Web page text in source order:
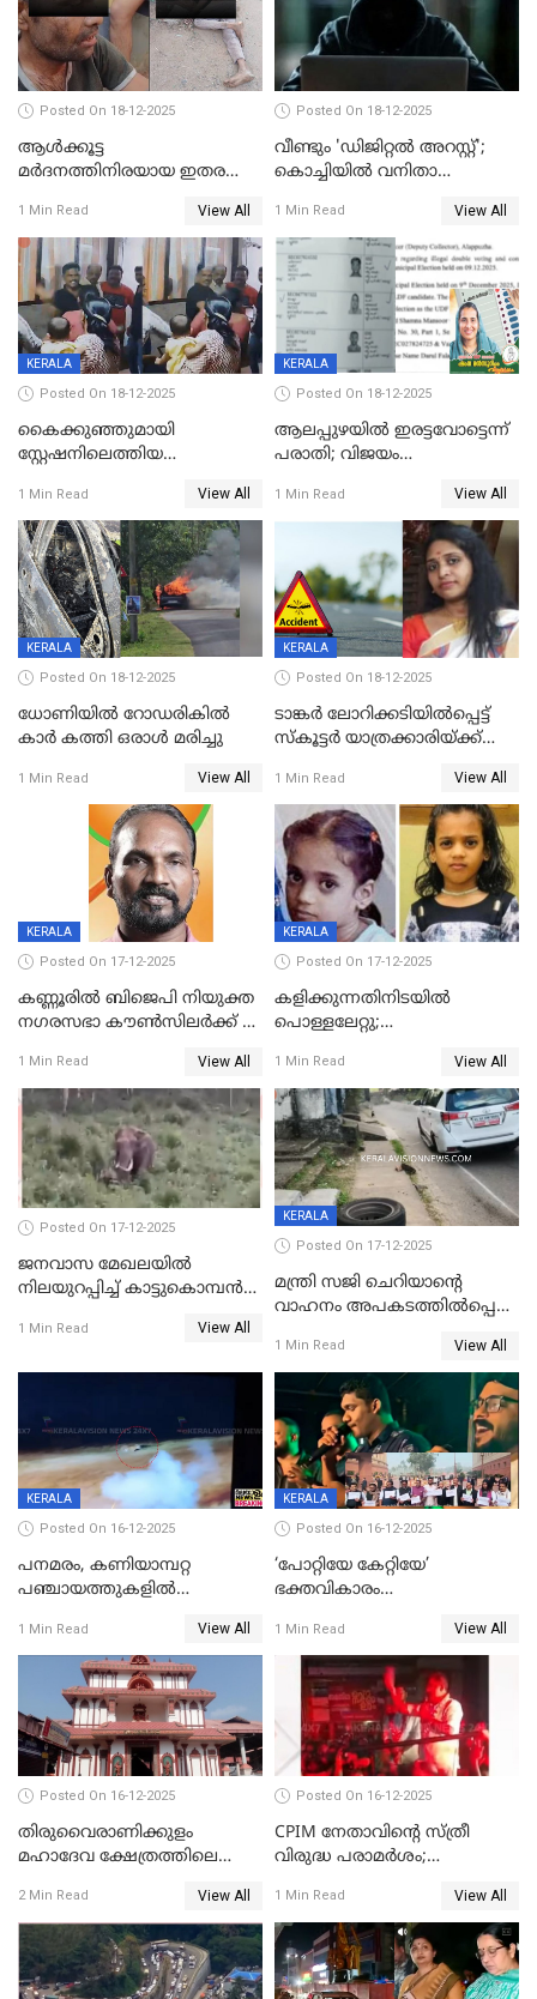
Posted On 18-12-2025
ആൾക്കൂട്ട
മർദനത്തിനിരയായ ഇതര
നടുക്കുന്ന സംഭവം
വാളയാറിൽ
1 Min Read View All
Posted On 18-12-2025
വീണ്ടും 'ഡിജിറ്റല്‍ അറസ്റ്റ്';
കൊച്ചിയില്‍ വനിതാ
കോടി രൂപ
1 Min Read View All
KERALA
Posted On 18-12-2025
കൈക്കുഞ്ഞുമായി
സ്റ്റേഷനിലെത്തിയ
കരണത്തടിച്ചു; CC ടിവി
ദൃശ്യങ്ങൾ പുറത്ത്
1 Min Read View All
KERALA
Posted On 18-12-2025
ആലപ്പുഴയിൽ ഇരട്ടവോട്ടെന്ന്
പരാതി; വിജയം
വാർഡിലെ എൽഡിഎഫ്
സ്ഥാനാർത്ഥി
1 Min Read View All
KERALA
Posted On 18-12-2025
ധോണിയിൽ റോഡരികിൽ
കാർ കത്തി ഒരാൾ മരിച്ചു
1 Min Read View All
KERALA
Posted On 18-12-2025
ടാങ്കർ ലോറിക്കടിയിൽപ്പെട്ട്
സ്കൂട്ടർ യാത്രക്കാരിയ്ക്ക്
കണ്ടോത്ത് ദേശീയ പാതയിൽ
1 Min Read View All
KERALA
Posted On 17-12-2025
കണ്ണൂരിൽ ബിജെപി നിയുക്ത
നഗരസഭാ കൗൺസിലർക്ക് 36
1 Min Read View All
KERALA
Posted On 17-12-2025
കളിക്കുന്നതിനിടയിൽ
പൊള്ളലേറ്റു;
ക്ലാസ് വിദ്യാർത്ഥിനി മരിച്ചു
1 Min Read View All
Posted On 17-12-2025
ജനവാസ മേഖലയില്‍
നിലയുറപ്പിച്ച് കാട്ടുകൊമ്പന്‍
1 Min Read View All
KERALA
Posted On 17-12-2025
മന്ത്രി സജി ചെറിയാന്റെ
വാഹനം അപകടത്തിൽപ്പെട്ടു;
രക്ഷപ്പെട്ടത് തലനാരിടയ്ക്ക്
1 Min Read View All
KERALA
Posted On 16-12-2025
പനമരം, കണിയാമ്പറ്റ
പഞ്ചായത്തുകളിൽ
സ്ഥാപനങ്ങൾക്ക് അവധി
1 Min Read View All
KERALA
Posted On 16-12-2025
‘പോറ്റിയേ കേറ്റിയേ’
ഭക്തവികാരം
ഡിജിപിക്ക് പരാതി; ശക്തമായ
നടപടി വേണമെന്നു
സിപിഐഎമ്മും
1 Min Read View All
Posted On 16-12-2025
തിരുവൈരാണിക്കുളം
മഹാദേവ ക്ഷേത്രത്തിലെ
ജനുവരി 2 ന് തുടക്കമാകും
2 Min Read View All
Posted On 16-12-2025
CPIM നേതാവിൻ്റെ സ്ത്രീ
വിരുദ്ധ പരാമർശം;
1 Min Read View All